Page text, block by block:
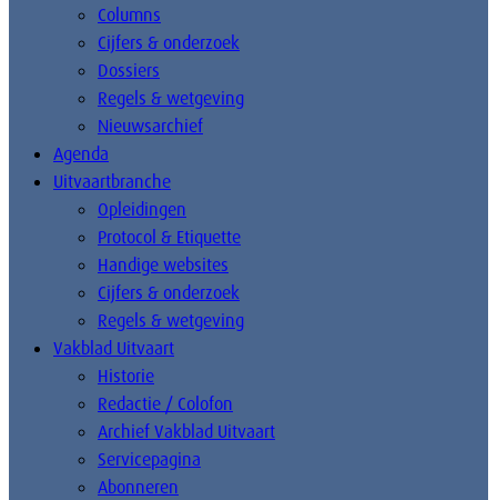
Columns
Cijfers & onderzoek
Dossiers
Regels & wetgeving
Nieuwsarchief
Agenda
Uitvaartbranche
Opleidingen
Protocol & Etiquette
Handige websites
Cijfers & onderzoek
Regels & wetgeving
Vakblad Uitvaart
Historie
Redactie / Colofon
Archief Vakblad Uitvaart
Servicepagina
Abonneren